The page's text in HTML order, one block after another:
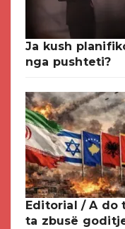
Ja kush
nga pushteti?
Editorial / A do
ta zbusë